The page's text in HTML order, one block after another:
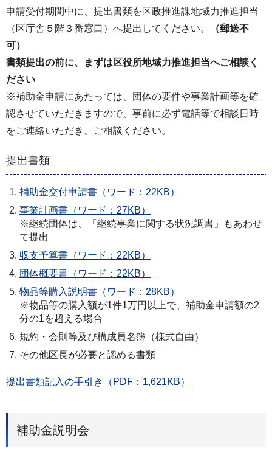
申請受付期間中に、提出書類を区政推進課地域力推進担当
（区庁舎５階３番窓口）へ提出してください。
（郵送不
可）
書類提出の前に、まずは区役所地域力推進担当へご相談く
ださい
※補助金申請にあたっては、団体の要件や事業計画等を確
認させていただきますので、事前に必ず電話等で相談日時
をご連絡いただき、ご相談ください。
提出書類
補助金交付申請書（ワード：22KB）
事業計画書（ワード：27KB）
※継続団体は、「継続事業に関する状況調書」もあわせ
て提出
収支予算書（ワード：22KB）
団体概要書（ワード：22KB）
物品等購入説明書（ワード：28KB）
※物品等の購入額が1件1万円以上で、補助金申請額の2
分の1を超える場合
規約・会則等及び構成員名簿（様式自由）
その他区長が必要と認める書類
提出書類記入の手引き（PDF：1,621KB）
補助金説明会